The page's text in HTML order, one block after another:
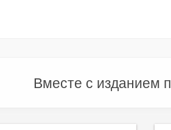
Вместе с изданием